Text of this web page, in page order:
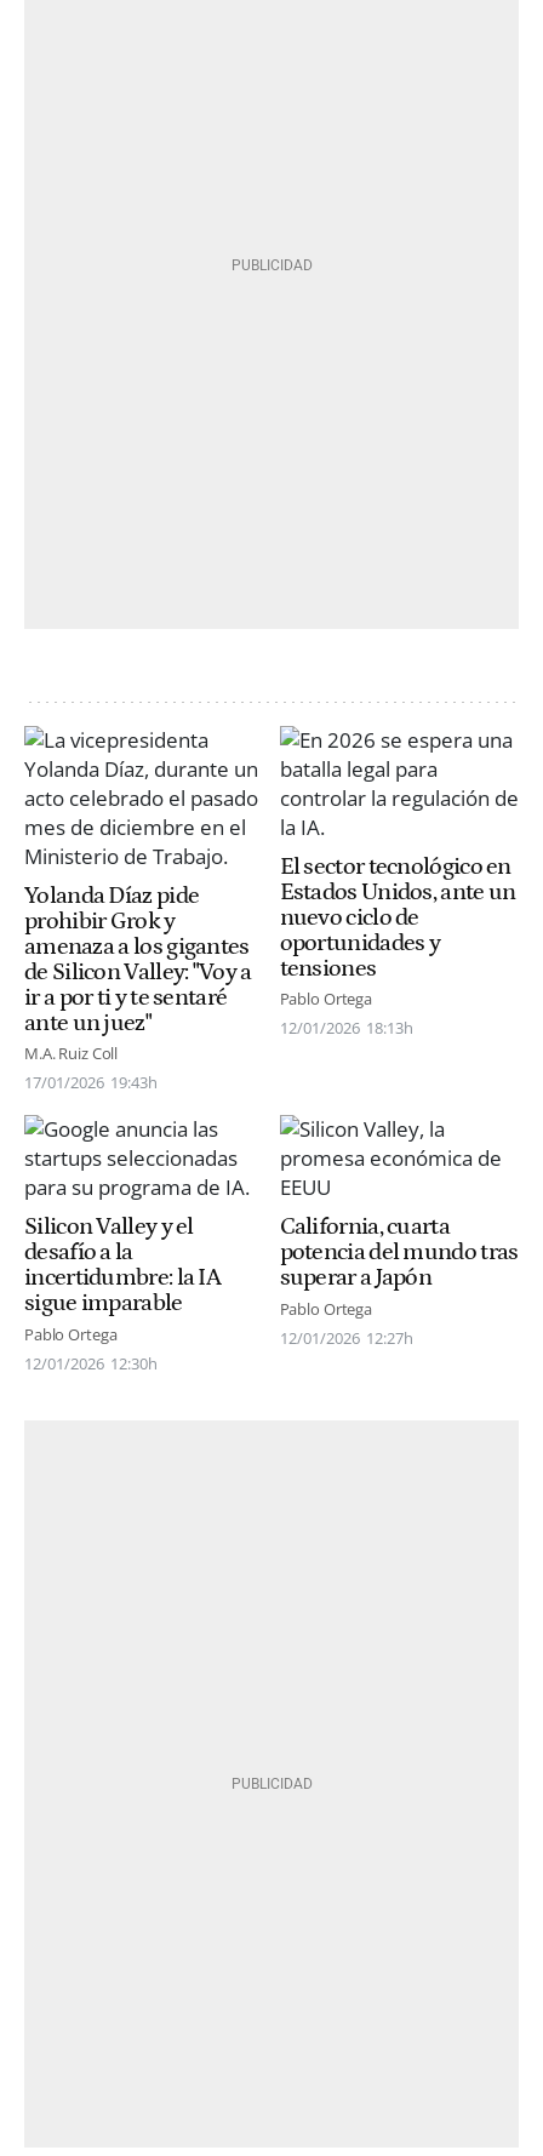
Yolanda Díaz pide
prohibir Grok y
amenaza a los gigantes
de Silicon Valley: "Voy a
ir a por ti y te sentaré
ante un juez"
M.A. Ruiz Coll
17/01/2026 19:43h
El sector tecnológico en
Estados Unidos, ante un
nuevo ciclo de
oportunidades y
tensiones
Pablo Ortega
12/01/2026 18:13h
Silicon Valley y el
desafío a la
incertidumbre: la IA
sigue imparable
Pablo Ortega
12/01/2026 12:30h
California, cuarta
potencia del mundo tras
superar a Japón
Pablo Ortega
12/01/2026 12:27h